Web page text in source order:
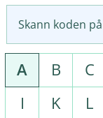
Skann koden
A B C
I
K L